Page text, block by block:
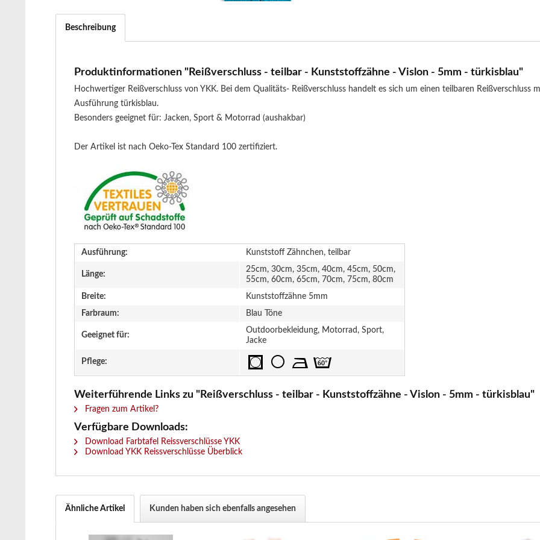
Beschreibung
Produktinformationen "Reißverschluss - teilbar - Kunststoffzähne - Vislon - 5mm - türkisblau"
Hochwertiger Reißverschluss von YKK. Bei dem Qualitäts- Reißverschluss handelt es sich um einen teilbaren Reißverschluss
Ausführung türkisblau.
Besonders geeignet für: Jacken, Sport & Motorrad (aushakbar)
Der Artikel ist nach Oeko-Tex Standard 100 zertifiziert.
Ausführung: Kunststoff Zähnchen, teilbar
Länge:
25cm, 30cm, 35cm, 40cm, 45cm, 50cm,
55cm, 60cm, 65cm, 70cm, 75cm, 80cm
Breite:
Kunststoffzähne 5mm
Farbraum:
Blau Töne
Geeignet für:
Outdoorbekleidung, Motorrad, Sport,
Jacke
Pflege:
Weiterführende Links zu "Reißverschluss - teilbar - Kunststoffzähne - Vislon - 5mm - türkisblau"
Fragen zum Artikel?
Verfügbare Downloads:
Download Farbtafel Reissverschlüsse YKK
Download YKK Reissverschlüsse Überblick
Ähnliche Artikel Kunden haben sich ebenfalls angesehen